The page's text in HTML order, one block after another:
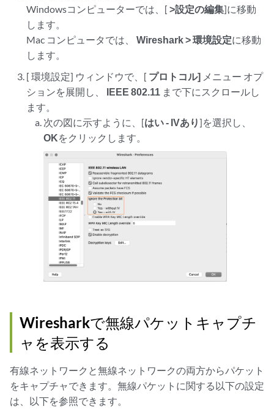
Windowsコンピューターでは、[>設定の編集]に移動
します。
Mac コンピュータでは、Wireshark > 環境設定に移動
します。
[環境設定] ウィンドウで、[ プロトコル] メニュー オプ
ションを展開し、 IEEE 802.11 まで下にスクロールし
ます。
次の図に示すように、[はい - IVあり]を選択し、
OKをクリックします。
Wiresharkで無線パケットキャプチ
ャを表示する
有線ネットワークと無線ネットワークの両方からパケット
をキャプチャできます。無線パケットに関する以下の設定
は、以下を参照できます。